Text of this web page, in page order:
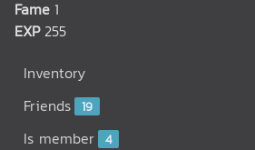
Fame 1
EXP 255
Inventory
Friends 19
Is member 4